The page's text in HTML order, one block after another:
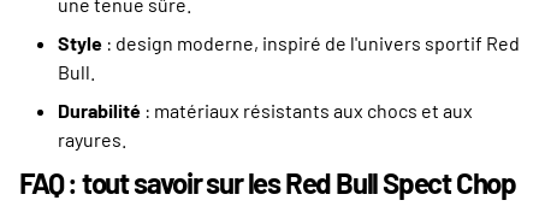
Style : design moderne, inspiré de l'univers sportif Red
Bull.
Durabilité : matériaux résistants aux chocs et aux
rayures.
FAQ : tout savoir sur les Red Bull Spect Chop